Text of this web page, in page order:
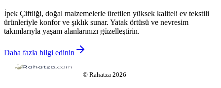
İpek Çiftliği, doğal malzemelerle üretilen yüksek kaliteli ev tekstili
ürünleriyle konfor ve şıklık sunar. Yatak örtüsü ve nevresim
takımlarıyla yaşam alanlarınızı güzelleştirin.
Daha fazla bilgi edinin
© Rahatza 2026